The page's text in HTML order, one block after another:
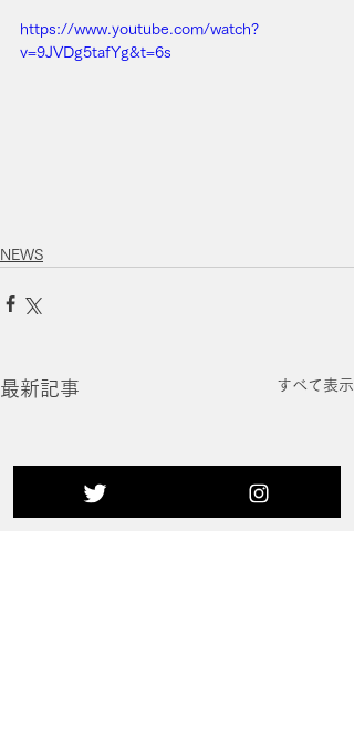
https://www.youtube.com/watch?
v=9JVDg5tafYg&t=6s
NEWS
最新記事 すべて表示